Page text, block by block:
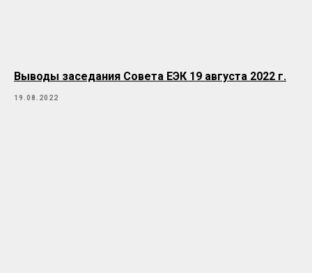
Выводы заседания Совета ЕЭК 19 августа 2022 г.
19.08.2022